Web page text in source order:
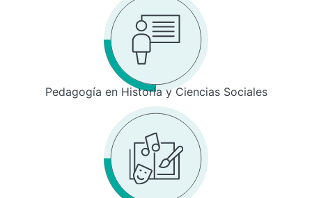
Pedagogía en Historia y Ciencias Sociales